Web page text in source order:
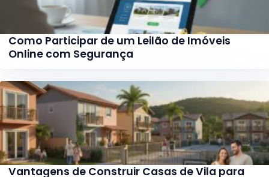
Como Participar de um Leilão de Imóveis
Online com Segurança
Vantagens de Construir Casas de Vila para